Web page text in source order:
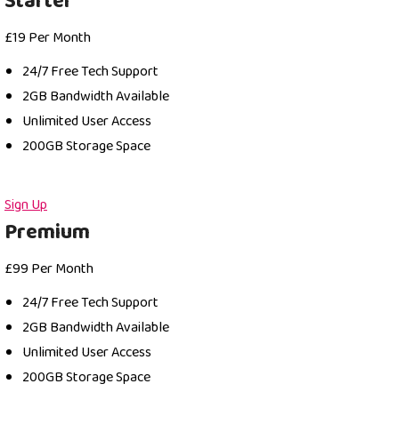
£19 Per Month
24/7 Free Tech Support
2GB Bandwidth Available
Unlimited User Access
200GB Storage Space
Sign Up
Premium
£99 Per Month
24/7 Free Tech Support
2GB Bandwidth Available
Unlimited User Access
200GB Storage Space